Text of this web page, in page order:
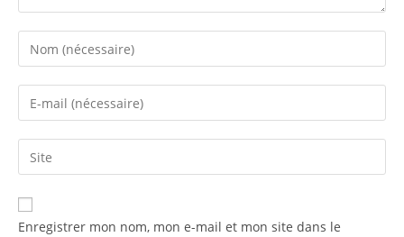
Enter
your
name
comment
Enter
your
email
address
comment
Saisir
l’URL
de
votre
Enregistrer mon nom, mon e-mail et mon site dans le